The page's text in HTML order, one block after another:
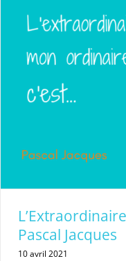
Pascal Jacques
10 avril 2021